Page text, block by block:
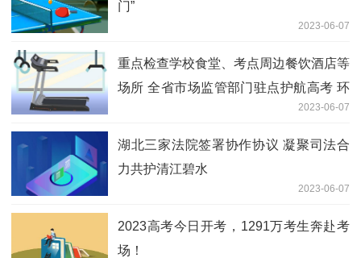
门”
2023-06-07
重点检查学校食堂、考点周边餐饮酒店等
场所 全省市场监管部门驻点护航高考 环
2023-06-07
湖北三家法院签署协作协议 凝聚司法合
力共护清江碧水
2023-06-07
2023高考今日开考，1291万考生奔赴考
场！